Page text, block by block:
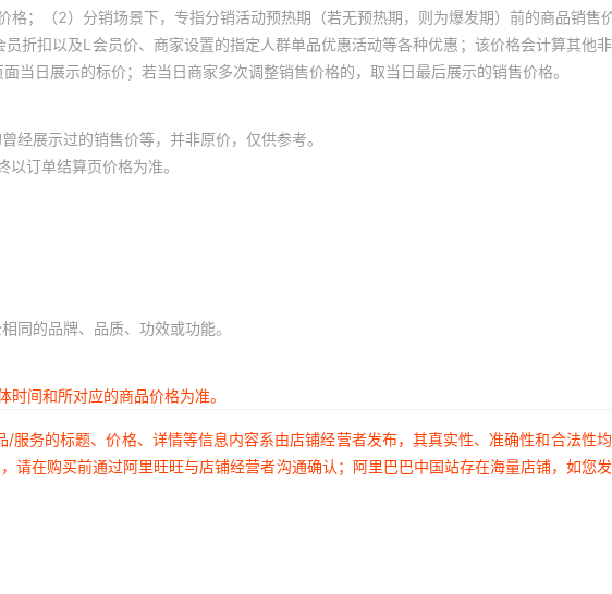
；（2）分销场景下，专指分销活动预热期（若无预热期，则为爆发期）前的商品销售
折扣以及L会员价、商家设置的指定人群单品优惠活动等各种优惠；该价格会计算其他
日展示的标价；若当日商家多次调整销售价格的，取当日最后展示的销售价格。
经展示过的销售价等，并非原价，仅供参考。
订单结算页价格为准。
同的品牌、品质、功效或功能。
间和所对应的商品价格为准。
务的标题、价格、详情等信息内容系由店铺经营者发布，其真实性、准确性和合法性
在购买前通过阿里旺旺与店铺经营者沟通确认；阿里巴巴中国站存在海量店铺，如您